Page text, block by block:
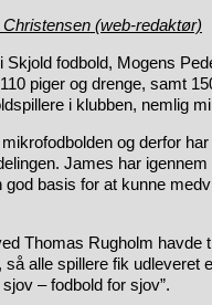
(web-redaktør)
Skjold fodbold, Mogens
piger og drenge, samt
i klubben, nemlig
og derfor
James har
basis for at kunne
Thomas Rugholm havde
alle spillere fik udleveret
– fodbold for sjov”.